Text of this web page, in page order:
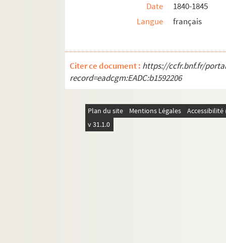
Ms_1174. Rapport de Mr Paul Soleillet sur
Ms_1175. Carnet préparatoire pour Sapho
Ms_1178. Documents sur l'histoire de Nîmes
Ms_1179. Critique du nobiliaire de Provence
Ms_1180. Histoire héroïque et universelle de la
Ms_1181. Enceinte fortifiée. Presqu'île de
Date
1840-1845
Langue
français
Citer ce document : https://ccfr.bnf.fr/
record=eadcgm:EADC:b1592206
Plan du site Mentions Légales
v 31.1.0